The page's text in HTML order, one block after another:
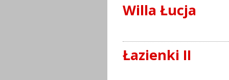
Willa Łucja
Łazienki II